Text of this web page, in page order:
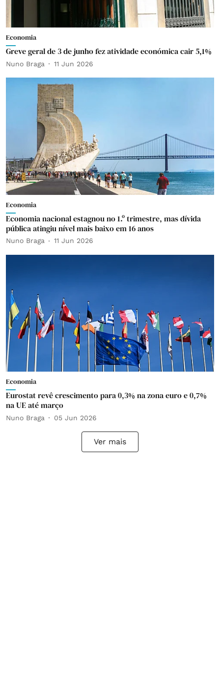
Economia
Greve geral de 3 de junho fez atividade económica cair 5,1%
Nuno Braga 11 Jun 2026
Economia
Economia nacional estagnou no 1.º trimestre, mas dívida
pública atingiu nível mais baixo em 16 anos
Nuno Braga 11 Jun 2026
Economia
Eurostat revê crescimento para 0,3% na zona euro e 0,7%
na UE até março
Nuno Braga 05 Jun 2026
Ver mais